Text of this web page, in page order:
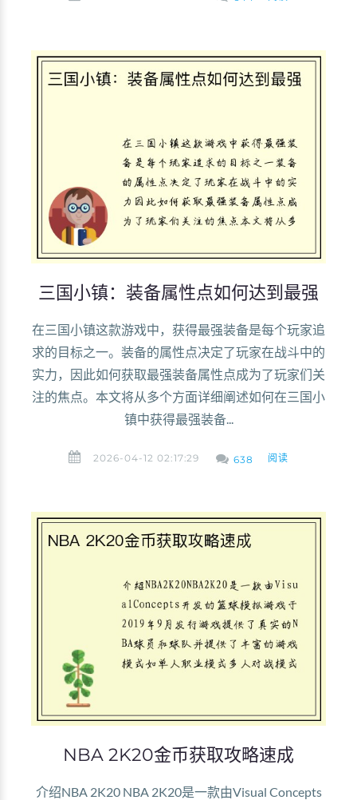
三国小镇：装备属性点如何达到最强
在三国小镇这款游戏中，获得最强装备是每个玩家追
求的目标之一。装备的属性点决定了玩家在战斗中的
实力，因此如何获取最强装备属性点成为了玩家们关
注的焦点。本文将从多个方面详细阐述如何在三国小
镇中获得最强装备...
2026-04-12 02:17:29 638 阅读
NBA 2K20金币获取攻略速成
介绍NBA 2K20 NBA 2K20是一款由Visual Concepts